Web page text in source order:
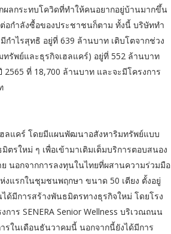
ผลกระทบโควิดที่ทำให้คนอยากอยู่บ้านมากขึ้น
อกำลังซื้อของประชาชนก็ตาม ทั้งนี้ บริษัททำ
ำไรสุทธิ อยู่ที่ 639 ล้านบาท เติบโตจากช่วง
รัพย์และธุรกิจเฮลแคร์) อยู่ที่ 552 ล้านบาท
ที่ 18,700 ล้านบาท และจะมีโครงการ
ลแคร์ โดยมีแผนพัฒนาอสังหาริมทรัพย์แบบ
รใหม่ ๆ เพื่อเข้ามาเติมเต็มบริการตอบสนอง
นอกจากการลงทุนในไทยที่ผสานความร่วมมือ
งแรกในชุมชนพฤกษา ขนาด 50 เตียง ตั้งอยู่
มีการสร้างพันธมิตรทางธุรกิจใหม่ โดยโรง
การ SENERA Senior Wellness บริเวณถนน
รในเดือนธันวาคมนี้ นอกจากนี้ยังได้มีการ